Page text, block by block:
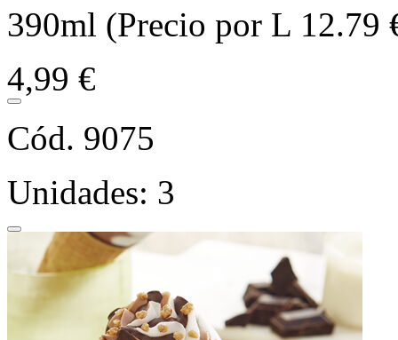
390ml (Precio por L 12.79
4,99 €
Cód. 9075
Unidades: 3